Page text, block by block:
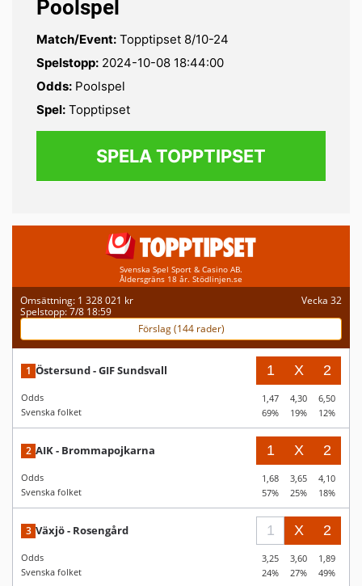
Poolspel
Match/Event: Topptipset 8/10-24
Spelstopp: 2024-10-08 18:44:00
Odds: Poolspel
Spel: Topptipset
SPELA TOPPTIPSET